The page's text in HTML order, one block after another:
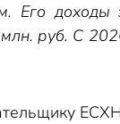
Его
руб. С